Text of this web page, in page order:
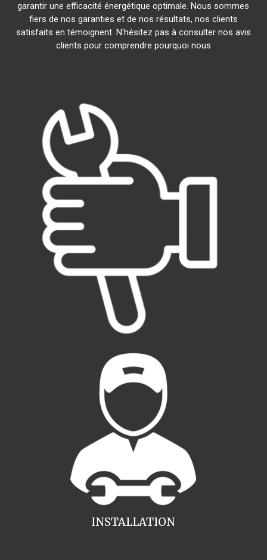
garantir une efficacité énergétique optimale. Nous sommes
fiers de nos garanties et de nos résultats, nos clients
satisfaits en témoignent. N'hésitez pas à consulter nos avis
clients pour comprendre pourquoi nous
INSTALLATION